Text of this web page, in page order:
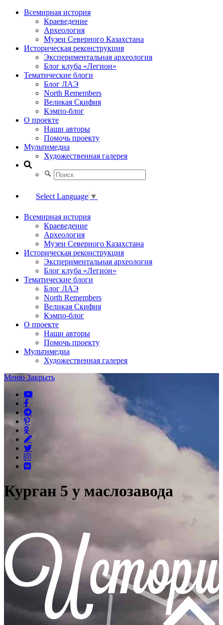
Всемирная история
Краеведение
Археология
Музеи Северного Казахстана
Историческая реконструкция
Экспериментальная археология
Блог клуба «Легион»
Тематические блоги
Блог ЛАЭ
North Remembers
Великая Скифия
Кэмпо-блог
О проекте
Наши авторы
Помочь проекту
Мультимедиа
Художественная галерея
Select Language ▼
Всемирная история
Краеведение
Археология
Музеи Северного Казахстана
Историческая реконструкция
Экспериментальная археология
Блог клуба «Легион»
Тематические блоги
Блог ЛАЭ
North Remembers
Великая Скифия
Кэмпо-блог
О проекте
Наши авторы
Помочь проекту
Мультимедиа
Художественная галерея
Меню Закрыть
Курган 5 у маслозавода